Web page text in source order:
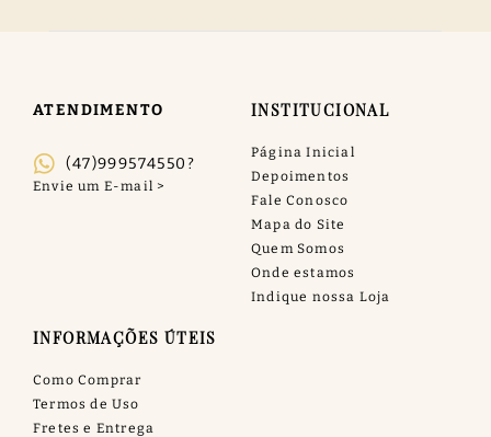
ATENDIMENTO
(47)999574550?
INSTITUCIONAL
Página Inicial
Depoimentos
Fale Conosco
Mapa do Site
Quem Somos
Onde estamos
Indique nossa Loja
INFORMAÇÕES ÚTEIS
Como Comprar
Termos de Uso
Fretes e Entrega